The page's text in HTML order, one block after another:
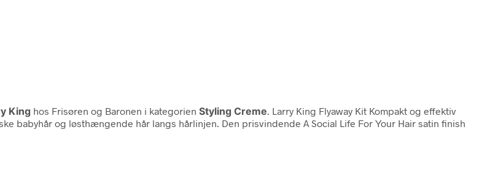
King hos Frisøren og Baronen i kategorien Styling Creme . Larry King Flyaway Kit Kompakt og effektiv
babyhår og løsthængende hår langs hårlinjen. Den prisvindende A Social Life For Your Hair satin finish